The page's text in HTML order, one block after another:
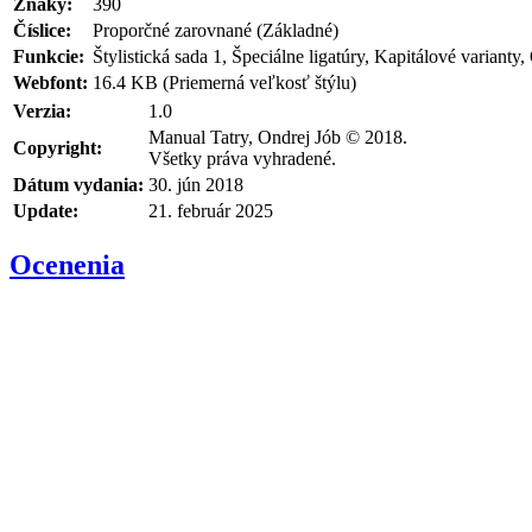
Číslice:
Proporčné zarovnané (Základné)
Funkcie: Štylistická sada 1, Špeciálne ligatúry, Kapitálové
Webfont: 16.4 KB (Priemerná veľkosť štýlu)
Verzia:
1.0
Copyright:
Manual Tatry, Ondrej Jób © 2018.
Všetky práva vyhradené.
Dátum vydania: 30. jún 2018
Update:
21. február 2025
Ocenenia